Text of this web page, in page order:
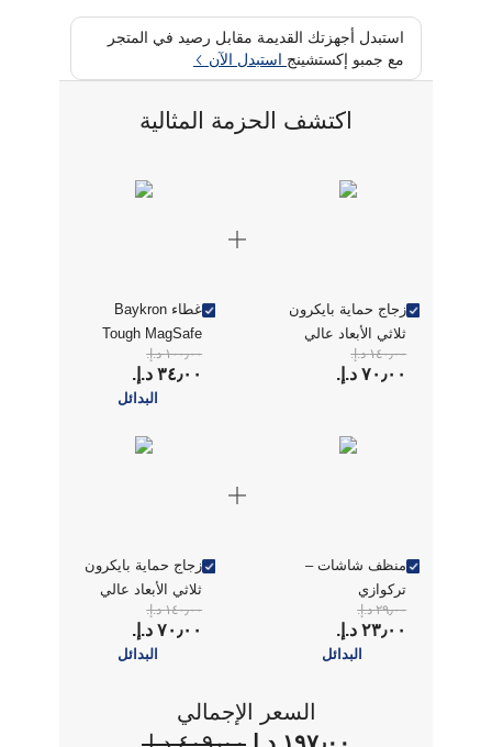
استبدل أجهزتك القديمة مقابل رصيد في المتجر
مع جمبو إكستشينج استبدل الآن
اكتشف الحزمة المثالية
زجاج حماية بايكرون
ثلاثي الأبعاد عالي
الدقة من الألمنيوم
المقوى لهاتف آيفون
٧٠٫٠٠ د.إ.‏
١٤٠٫٠٠ د.إ.‏
غطاء Baykron
Tough MagSafe
مقاوم للاصفرار لهاتف
iPhone 15 Pro Max
- شفاف
٣٤٫٠٠ د.إ.‏
١٠٠٫٠٠ د.إ.‏
البدائل
منظف شاشات –
تركوازي
٢٣٫٠٠ د.إ.‏
٢٩٫٠٠ د.إ.‏
البدائل
زجاج حماية بايكرون
ثلاثي الأبعاد عالي
الدقة من الألمنيوم
المقوى لهاتف آيفون
٧٠٫٠٠ د.إ.‏
١٤٠٫٠٠ د.إ.‏
البدائل
السعر الإجمالي